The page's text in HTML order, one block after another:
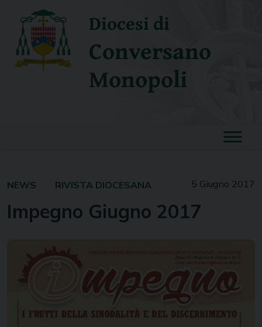
content
Diocesi di
Conversano
Monopoli
5 Giugno 2017
NEWS RIVISTA DIOCESANA
Impegno Giugno 2017